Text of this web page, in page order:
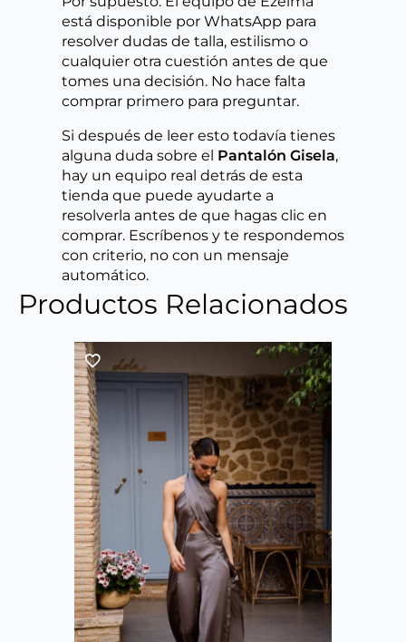
está disponible por WhatsApp para
resolver dudas de talla, estilismo o
cualquier otra cuestión antes de que
tomes una decisión. No hace falta
comprar primero para preguntar.
Si después de leer esto todavía tienes
alguna duda sobre el Pantalón Gisela,
hay un equipo real detrás de esta
tienda que puede ayudarte a
resolverla antes de que hagas clic en
comprar. Escríbenos y te respondemos
con criterio, no con un mensaje
automático.
Productos Relacionados